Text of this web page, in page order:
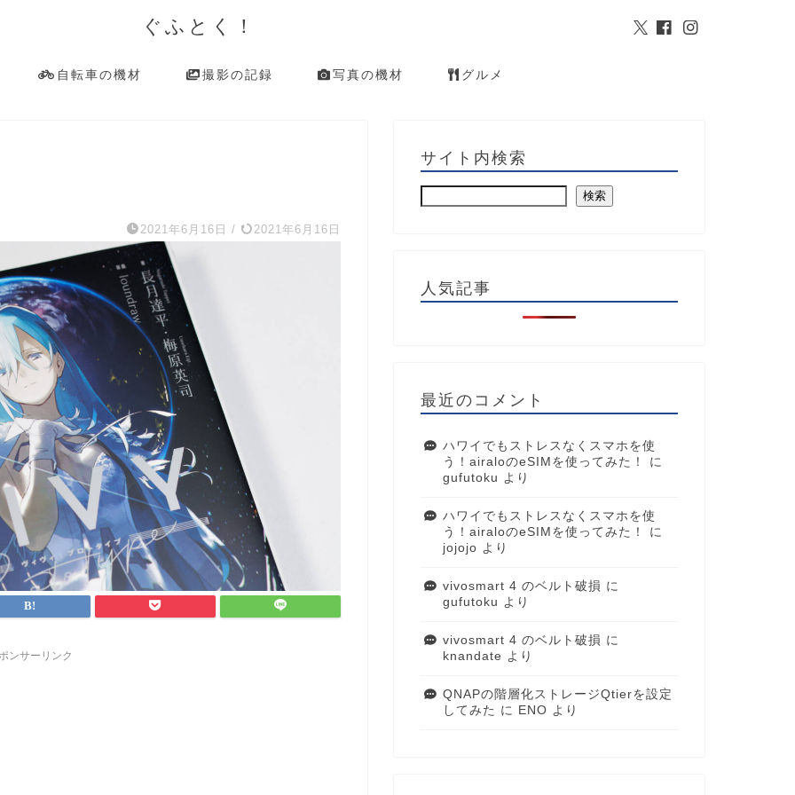
ぐふとく！
自転車の機材 撮影の記録 写真の機材 グルメ
2021年6月16日 / 2021年6月16日
ンサーリンク
サイト内検索
検索
人気記事
最近のコメント
ハワイでもストレスなくスマホを使
う！airaloのeSIMを使ってみた！
に
gufutoku より
ハワイでもストレスなくスマホを使
う！airaloのeSIMを使ってみた！
に
jojojo より
vivosmart 4 のベルト破損 に
gufutoku より
vivosmart 4 のベルト破損 に
knandate より
QNAPの階層化ストレージQtierを設定
してみた に ENO より